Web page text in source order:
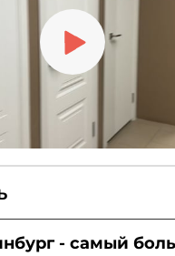
- самый